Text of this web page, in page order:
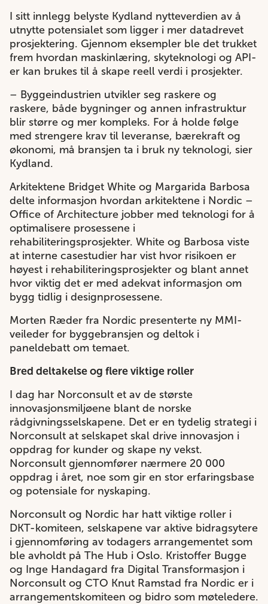
I sitt innlegg belyste Kydland nytteverdien av å
utnytte potensialet som ligger i mer datadrevet
prosjektering. Gjennom eksempler ble det trukket
frem hvordan maskinlæring, skyteknologi og API-
er kan brukes til å skape reell verdi i prosjekter.
– Byggeindustrien utvikler seg raskere og
raskere, både bygninger og annen infrastruktur
blir større og mer kompleks. For å holde følge
med strengere krav til leveranse, bærekraft og
økonomi, må bransjen ta i bruk ny teknologi, sier
Kydland.
Arkitektene Bridget White og Margarida Barbosa
delte informasjon hvordan arkitektene i Nordic –
Office of Architecture jobber med teknologi for å
optimalisere prosessene i
rehabiliteringsprosjekter. White og Barbosa viste
at interne casestudier har vist hvor risikoen er
høyest i rehabiliteringsprosjekter og blant annet
hvor viktig det er med adekvat informasjon om
bygg tidlig i designprosessene.
Morten Ræder fra Nordic presenterte ny MMI-
veileder for byggebransjen og deltok i
paneldebatt om temaet.
Bred deltakelse og flere viktige roller
I dag har Norconsult et av de største
innovasjonsmiljøene blant de norske
rådgivningsselskapene. Det er en tydelig strategi i
Norconsult at selskapet skal drive innovasjon i
oppdrag for kunder og skape ny vekst.
Norconsult gjennomfører nærmere 20 000
oppdrag i året, noe som gir en stor erfaringsbase
og potensiale for nyskaping.
Norconsult og Nordic har hatt viktige roller i
DKT-komiteen, selskapene var aktive bidragsytere
i gjennomføring av todagers arrangementet som
ble avholdt på The Hub i Oslo. Kristoffer Bugge
og Inge Handagard fra Digital Transformasjon i
Norconsult og CTO Knut Ramstad fra Nordic er i
arrangementskomiteen og bidro som møteledere.